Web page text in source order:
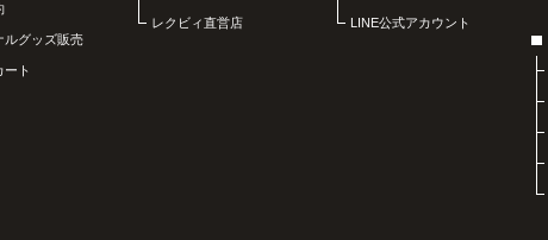
ルグッズ販売
ート
レクビィ直営店 LINE公式アカウント